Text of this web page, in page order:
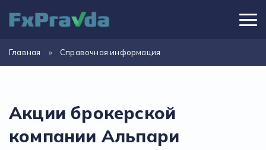
Главная » Справочная информация
Акции брокерской
компании Альпари